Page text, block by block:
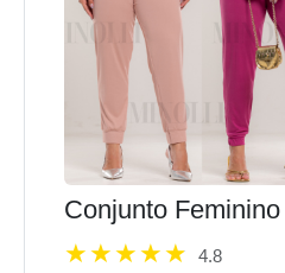
Conjunto
4.8